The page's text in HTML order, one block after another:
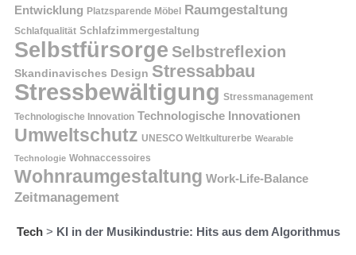
Entwicklung Platzsparende Möbel Raumgestaltung
Schlafqualität Schlafzimmergestaltung
Selbstfürsorge Selbstreflexion
Skandinavisches Design Stressabbau
Stressbewältigung Stressmanagement
Technologische Innovation Technologische Innovationen
Umweltschutz UNESCO Weltkulturerbe Wearable
Technologie Wohnaccessoires
Wohnraumgestaltung Work-Life-Balance
Zeitmanagement
Tech> KI in der Musikindustrie: Hits aus dem Algorithmus